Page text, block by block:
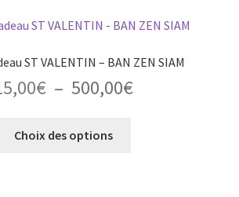
ST VALENTIN – BAN ZEN SIAM
€ – 500,00€Plage
Choix des options